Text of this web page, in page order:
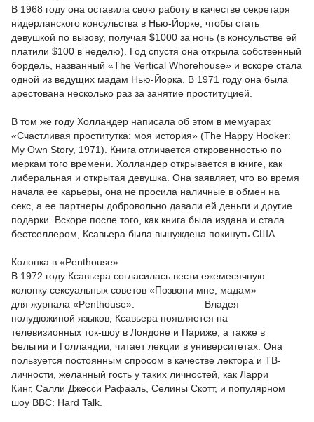
В 1968 году она оставила свою работу в качестве секретаря
нидерланского консульства в Нью-Йорке, чтобы стать
девушкой по вызову, получая $1000 за ночь (в консульстве ей
платили $100 в неделю). Год спустя она открыла собственный
бордель, названный «The Vertical Whorehouse» и вскоре стала
одной из ведущих мадам Нью-Йорка. В 1971 году она была
арестована несколько раз за занятие проституцией.
В том же году Холландер написала об этом в мемуарах
«Счастливая проститутка: моя история» (The Happy Hooker:
My Own Story, 1971). Книга отличается откровенностью по
меркам того времени. Холландер открывается в книге, как
либеральная и открытая девушка. Она заявляет, что во время
начала ее карьеры, она не просила наличные в обмен на
секс, а ее партнеры добровольно давали ей деньги и другие
подарки. Вскоре после того, как книга была издана и стала
бестселлером, Ксавьера была вынуждена покинуть США.
Колонка в «Penthouse»
В 1972 году Ксавьера согласилась вести ежемесячную
колонку сексуальных советов «Позвони мне, мадам»
для журнала «Penthouse». Владея
полудюжиной языков, Ксавьера появляется на
телевизионных ток-шоу в Лондоне и Париже, а также в
Бельгии и Голландии, читает лекции в университетах. Она
пользуется постоянным спросом в качестве лектора и ТВ-
личности, желанный гость у таких личностей, как Ларри
Кинг, Салли Джесси Рафаэль, Селины Скотт, и популярном
шоу BBC: Hard Talk.